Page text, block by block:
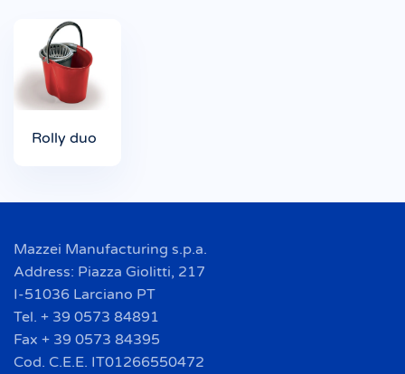
Rolly duo
Mazzei Manufacturing s.p.a.
Address: Piazza Giolitti, 217
I-51036 Larciano PT
Tel. + 39 0573 84891
Fax + 39 0573 84395
Cod. C.E.E. IT01266550472